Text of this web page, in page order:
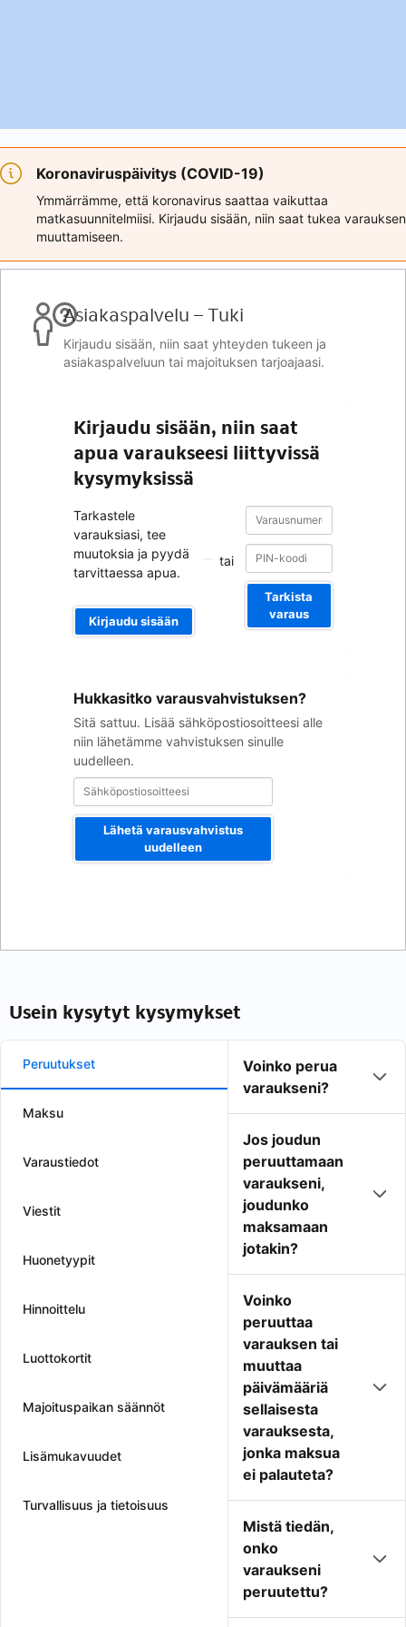
Koronaviruspäivitys (COVID-19)
Ymmärrämme, että koronavirus saattaa vaikuttaa
matkasuunnitelmiisi. Kirjaudu sisään, niin saat tukea varauksen
muuttamiseen.
Asiakaspalvelu – Tuki
Kirjaudu sisään, niin saat yhteyden tukeen ja
asiakaspalveluun tai majoituksen tarjoajaasi.
Kirjaudu sisään, niin saat
apua varaukseesi liittyvissä
kysymyksissä
Tarkastele
varauksiasi, tee
muutoksia ja pyydä
tarvittaessa apua.
Kirjaudu sisään
tai
Varausnumero
Varausnumero
Tarkista
varaus
Hukkasitko varausvahvistuksen?
Sitä sattuu. Lisää sähköpostiosoitteesi alle
niin lähetämme vahvistuksen sinulle
uudelleen.
Lähetä varausvahvistus
uudelleen
Usein kysytyt kysymykset
Peruutukset
Maksu
Varaustiedot
Viestit
Huonetyypit
Hinnoittelu
Luottokortit
Majoituspaikan säännöt
Lisämukavuudet
Turvallisuus ja tietoisuus
Voinko perua
varaukseni?
Jos joudun
peruuttamaan
varaukseni,
joudunko
maksamaan
jotakin?
Voinko
peruuttaa
varauksen tai
muuttaa
päivämääriä
sellaisesta
varauksesta,
jonka maksua
ei palauteta?
Mistä tiedän,
onko
varaukseni
peruutettu?